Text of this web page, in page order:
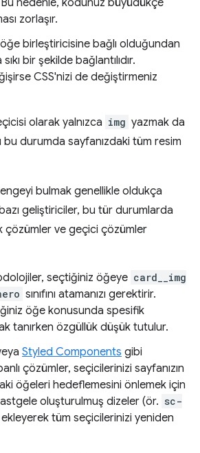
Bu nedenle, kodunuz büyüdükçe
zorlaşır.
birleştiricisine bağlı olduğundan
bir şekilde bağlantılıdır.
CSS'nizi de değiştirmeniz
olarak yalnızca img yazmak da
durumda sayfanızdaki tüm resim
bulmak genellikle oldukça
geliştiriciler, bu tür durumlarda
çözümler ve geçici çözümler
seçtiğiniz öğeye card__img
sınıfını atamanızı gerektirir.
öğe konusunda spesifik
tanırken özgüllük düşük tutulur.
Styled Components gibi
çözümler, seçicilerinizi sayfanızın
öğeleri hedeflemesini önlemek için
oluşturulmuş dizeler (ör. sc-
ekleyerek tüm seçicilerinizi yeniden